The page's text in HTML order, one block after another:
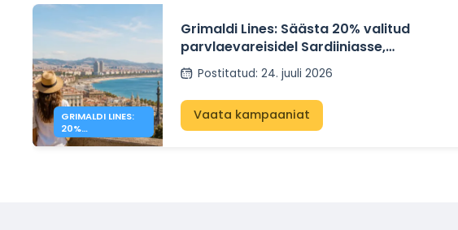
GRIMALDI LINES:
20%
ALLAHINDLUST
Grimaldi Lines: Säästa 20% valitud
parvlaevareisidel Sardiiniasse,
Sitsiiliasse ja Hispaaniasse
Postitatud: 24. juuli 2026
Vaata kampaaniat